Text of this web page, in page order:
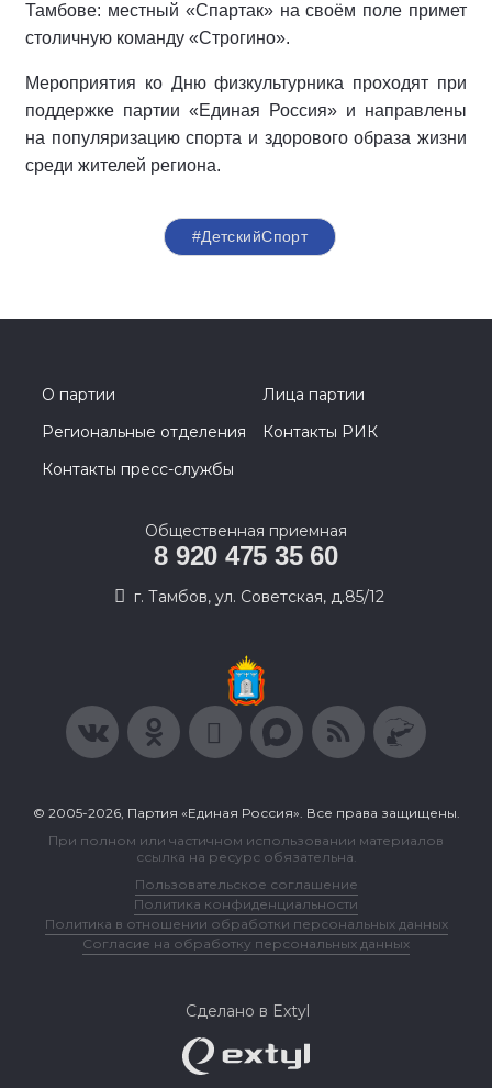
Тамбове: местный «Спартак» на своём поле примет
столичную команду «Строгино».
Мероприятия ко Дню физкультурника проходят при
поддержке партии «Единая Россия» и направлены
на популяризацию спорта и здорового образа жизни
среди жителей региона.
#ДетскийСпорт
О партии
Лица партии
Региональные отделения
Контакты РИК
Контакты пресс-службы
Общественная приемная
8 920 475 35 60
г. Тамбов, ул. Советская, д.85/12
© 2005-2026, Партия «Единая Россия». Все права защищены.
При полном или частичном использовании материалов
ссылка на ресурс обязательна.
Пользовательское соглашение
Политика конфиденциальности
Политика в отношении обработки персональных данных
Согласие на обработку персональных данных
Сделано в Extyl